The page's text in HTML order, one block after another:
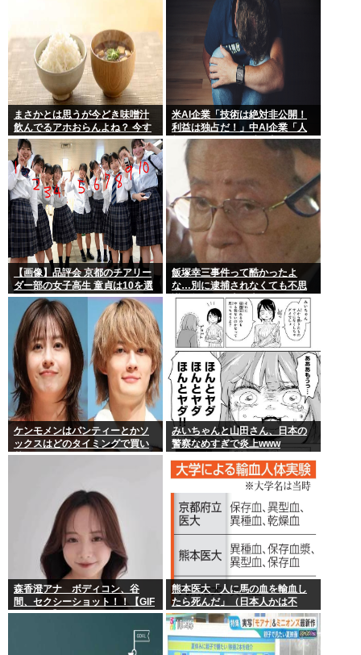
まさかとは思うが今どき味噌汁
飲んでるアホおらんよね？ 今す
ぐ捨てろ！死んでも知らんぞ！⚰
米AI企業「技術は絶対非公開！
利益は独占だ！」中AI企業「人
類に公開します、独り占めなん
て罰が当たる」これ
【画像】品評会 京都のチアリー
ダー部の女子高生 童貞は10を選
ぶらしい
飯塚幸三事件って酷かったよ
な…別に逮捕されなくても不思
議は無いのに上級上級叩かれま
くってさ
ケンモメンはパンティーとかソ
ックスはどのタイミングで買い
替えてるの？
みいちゃんと山田さん、日本の
警察なめすぎで炎上www
森香澄アナ ボディコン、谷
間、セクシーショット！！【GIF
動画あり】
熊本医大「人に馬の血を輸血し
たら死んだ」（日本人かは不
明）